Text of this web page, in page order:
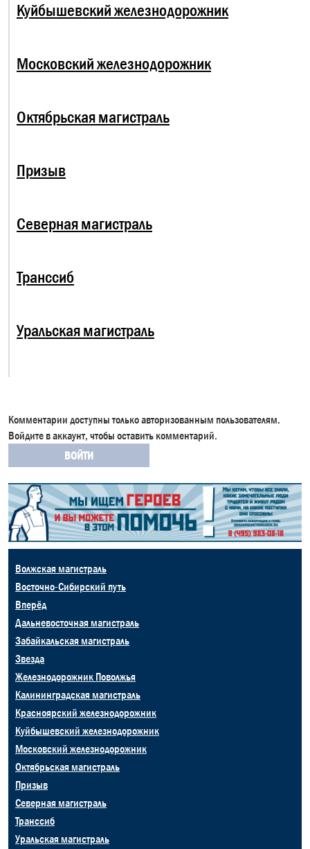
Куйбышевский железнодорожник
Московский железнодорожник
Октябрьская магистраль
Призыв
Северная магистраль
Транссиб
Уральская магистраль
Комментарии доступны только авторизованным пользователям.
Войдите в аккаунт, чтобы оставить комментарий.
ВОЙТИ
Волжская магистраль
Восточно-Сибирский путь
Вперёд
Дальневосточная магистраль
Забайкальская магистраль
Звезда
Железнодорожник Поволжья
Калининградская магистраль
Красноярский железнодорожник
Куйбышевский железнодорожник
Московский железнодорожник
Октябрьская магистраль
Призыв
Северная магистраль
Транссиб
Уральская магистраль